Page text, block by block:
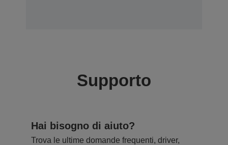
Supporto
Hai bisogno di aiuto?
Trova le ultime domande frequenti, driver,